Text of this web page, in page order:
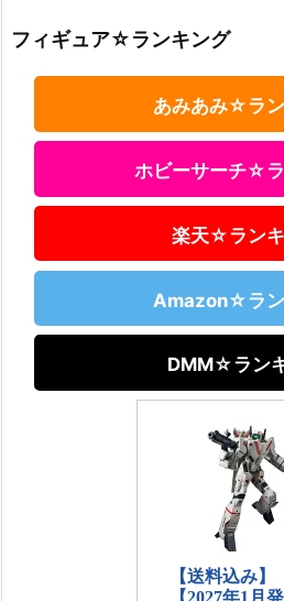
フィギュア☆ランキング
あみあみ☆ラ
ホビーサーチ☆
楽天☆ラン
Amazon☆ラ
DMM☆ラン